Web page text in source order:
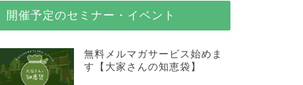
開催予定のセミナー・イベント
無料メルマガサービス始めま
す【大家さんの知恵袋】